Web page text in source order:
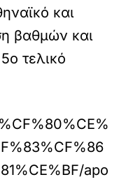
και
βαθμών και
τελικό
apo